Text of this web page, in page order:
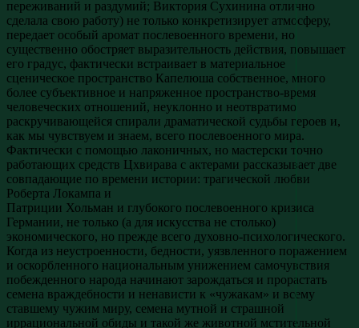
переживаний и раздумий; Виктория Сухинина отлично
сделала свою работу) не только конкретизирует атмосферу,
передает особый аромат послевоенного времени, но
существенно обостряет выразительность действия, повышает
его градус, фактически встраивает в материальное
сценическое пространство Капелюша собственное, много
более субъективное и напряженное пространство-время
человеческих отношений, неуклонно и неотвратимо
раскручивающейся спирали драматической судьбы героев и,
как мы чувствуем и знаем, всего послевоенного мира.
Фактически с помощью лаконичных, но мастерски точно
работающих средств Цхвирава с актерами рассказывает две
совпадающие по времени истории: трагической любви
Роберта Локампа и
Патриции Хольман и глубокого послевоенного кризиса
Германии, не только (а для искусства не столько)
экономического, но прежде всего духовно-психологического.
Когда из неустроенности, бедности, уязвленного поражением
и оскорбленного национальным унижением самочувствия
побежденного народа начинают зарождаться и прорастать
семена враждебности и ненависти к «чужакам» и всему
ставшему чужим миру, семена мутной и страшной
иррациональной обиды и такой же животной мстительной